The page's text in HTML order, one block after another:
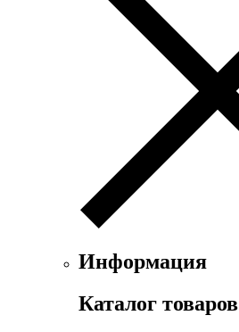
Информация
Каталог товаров